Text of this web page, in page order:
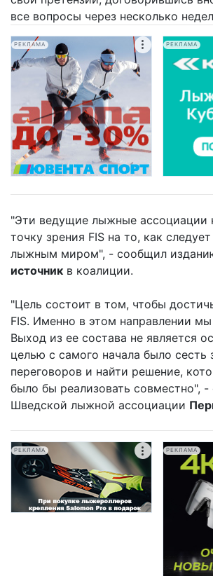
все вопросы через несколько
РЕКЛАМА РЕКЛАМА
"Эти ведущие лыжные ассоциации
точку зрения FIS на то, как
лыжным миром", - сообщил
источник в коалиции.
"Цель состоит в том, чтобы
FIS. Именно в этом направлении
Выход из ее состава не является
целью с самого начала было сесть
переговоров и найти решение,
было бы реализовать совместно", -
Шведской лыжной ассоциации
РЕКЛАМА РЕКЛАМА